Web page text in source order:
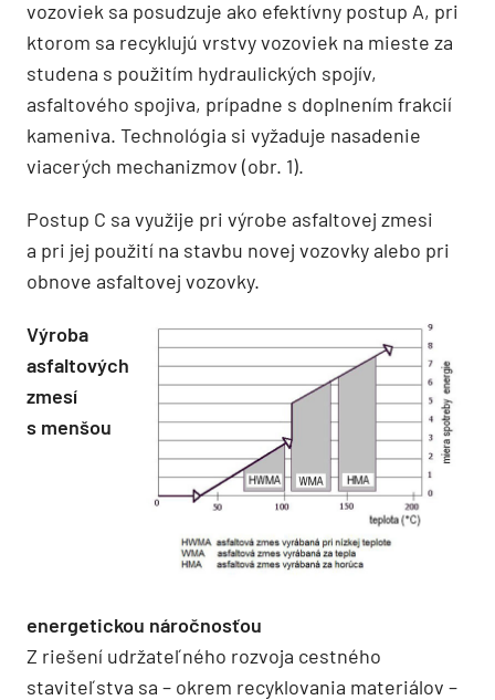
vozoviek sa posudzuje ako efektívny postup A, pri
ktorom sa recyklujú vrstvy vozoviek na mieste za
studena s po­užitím hydraulických spojív,
asfaltového spojiva, prípadne s doplnením frakcií
kameniva. Technológia si vyžaduje nasadenie
viacerých mechanizmov (obr. 1).
Postup C sa využije pri výrobe asfaltovej zmesi
a pri jej použití na stavbu novej vozovky alebo pri
obnove asfaltovej vozovky.
Výroba
asfaltových
zmesí
s menšou
energetickou náročnosťou
Z riešení udržateľného rozvoja cestného
staviteľstva sa – okrem recyklovania materiá­lov –